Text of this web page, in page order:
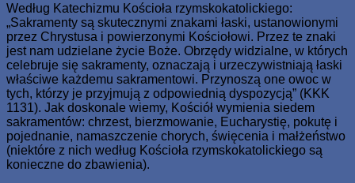
Według Katechizmu Kościoła rzymskokatolickiego:
„Sakramenty są skutecznymi znakami łaski, ustanowionymi
przez Chrystusa i powierzonymi Kościołowi. Przez te znaki
jest nam udzielane życie Boże. Obrzędy widzialne, w których
celebruje się sakramenty, oznaczają i urzeczywistniają łaski
właściwe każdemu sakramentowi. Przynoszą one owoc w
tych, którzy je przyjmują z odpowiednią dyspozycją” (KKK
1131). Jak doskonale wiemy, Kościół wymienia siedem
sakramentów: chrzest, bierzmowanie, Eucharystię, pokutę i
pojednanie, namaszczenie chorych, święcenia i małżeństwo
(niektóre z nich według Kościoła rzymskokatolickiego są
konieczne do zbawienia).